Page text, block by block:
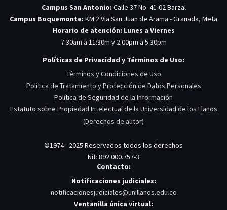
Campus San Antonio: Calle 37 No. 41-02 Barzal
Campus Boquemonte: KM 2 Via San Juan de Arama - Granada, Meta
Horario de atención: Lunes a Viernes
7:30am a 11:30m y 2:00pm a 5:30pm
Políticas de Privacidad y Términos de Uso:
Términos y Condiciones de Uso
Política de Tratamiento y Protección de Datos Personales
Política de Seguridad de la Información
Estatuto sobre Propiedad Intelectual de la Universidad de los Llanos
(Derechos de autor)
©1974 - 2025 Reservados todos los derechos
Nit: 892.000.757-3
Contacto:
Notificaciones judiciales:
notificacionesjudiciales@unillanos.edu.co
Ventanilla única virtual: